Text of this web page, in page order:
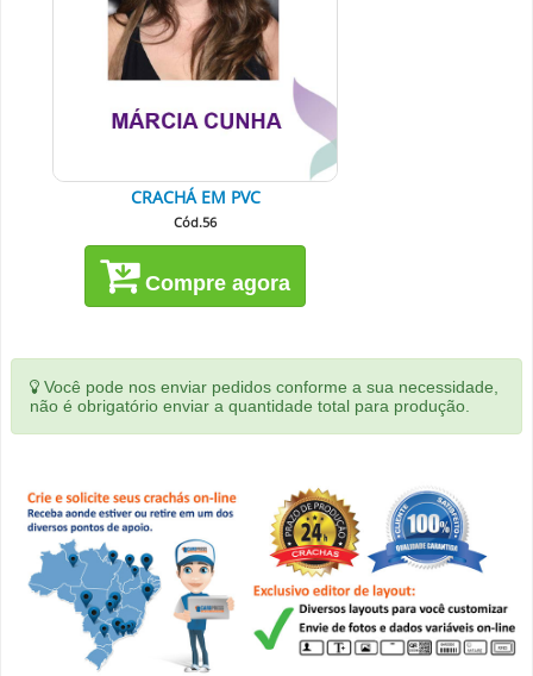
CRACHÁ EM PVC
Cód.56
Compre agora
Você pode nos enviar pedidos conforme a sua necessidade,
não é obrigatório enviar a quantidade total para produção.